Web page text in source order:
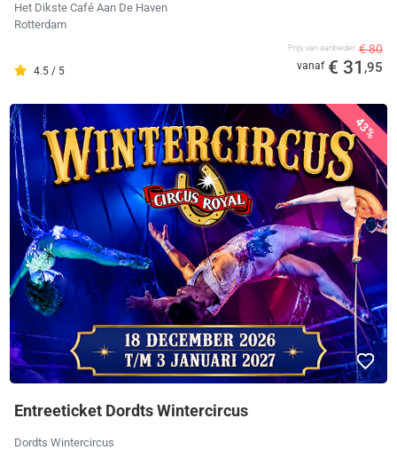
Het Dikste Café Aan De Haven
Rotterdam
4.5 / 5
Prijs van aanbieder € 80
vanaf € 31 ,95
43%
Entreeticket Dordts Wintercircus
Dordts Wintercircus